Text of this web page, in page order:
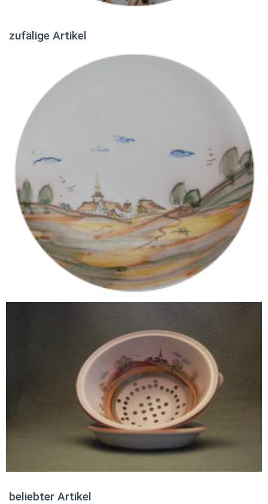
zufälige Artikel
beliebter Artikel